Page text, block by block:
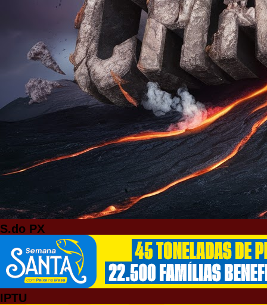
S.do PX
IPTU